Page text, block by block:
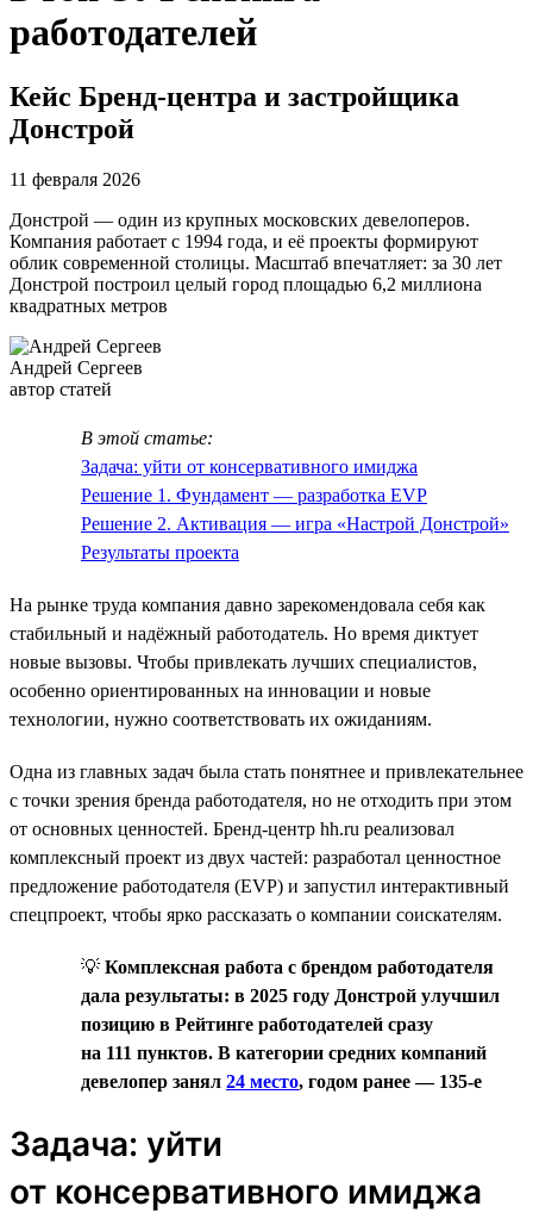
работодателей
Кейс Бренд-центра и застройщика
Донстрой
11 февраля 2026
Донстрой — один из крупных московских девелоперов.
Компания работает с 1994 года, и её проекты формируют
облик современной столицы. Масштаб впечатляет: за 30 лет
Донстрой построил целый город площадью 6,2 миллиона
квадратных метров
Андрей Сергеев
автор статей
В этой статье:
Задача: уйти от консервативного имиджа
Решение 1. Фундамент — разработка EVP
Решение 2. Активация — игра «Настрой Донстрой»
Результаты проекта
На рынке труда компания давно зарекомендовала себя как
стабильный и надёжный работодатель. Но время диктует
новые вызовы. Чтобы привлекать лучших специалистов,
особенно ориентированных на инновации и новые
технологии, нужно соответствовать их ожиданиям.
Одна из главных задач была стать понятнее и привлекательнее
с точки зрения бренда работодателя, но не отходить при этом
от основных ценностей. Бренд-центр hh.ru реализовал
комплексный проект из двух частей: разработал ценностное
предложение работодателя (EVP) и запустил интерактивный
спецпроект, чтобы ярко рассказать о компании соискателям.
💡 Комплексная работа с брендом работодателя
дала результаты: в 2025 году Донстрой улучшил
позицию в Рейтинге работодателей сразу
на 111 пунктов. В категории средних компаний
девелопер занял 24 место, годом ранее — 135-е
Задача: уйти
от консервативного имиджа